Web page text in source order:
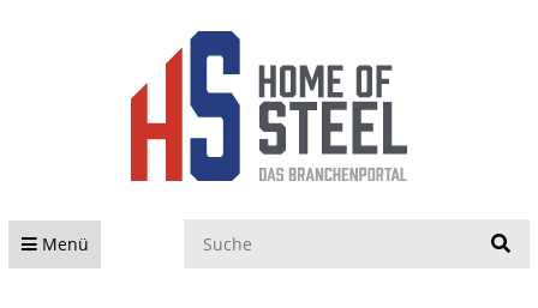
Menü